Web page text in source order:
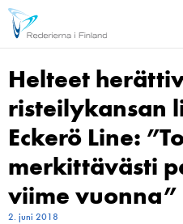
Helteet
risteilykansan
Eckerö Line:
merkittävästi
viime vuonna”
2. juni 2018